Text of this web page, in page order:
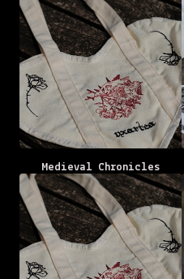
Medieval Chronicles